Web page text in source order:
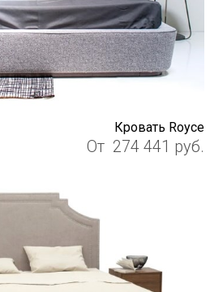
Кровать Royce
От 274 441 руб.